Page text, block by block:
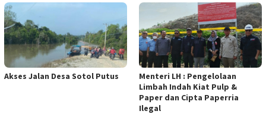
Akses Jalan Desa Sotol Putus
Menteri LH : Pengelolaan
Limbah Indah Kiat Pulp &
Paper dan Cipta Paperria
Ilegal